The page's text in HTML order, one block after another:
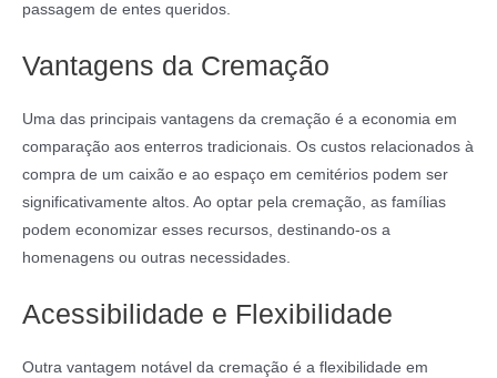
passagem de entes queridos.
Vantagens da Cremação
Uma das principais vantagens da cremação é a economia em
comparação aos enterros tradicionais. Os custos relacionados à
compra de um caixão e ao espaço em cemitérios podem ser
significativamente altos. Ao optar pela cremação, as famílias
podem economizar esses recursos, destinando-os a
homenagens ou outras necessidades.
Acessibilidade e Flexibilidade
Outra vantagem notável da cremação é a flexibilidade em